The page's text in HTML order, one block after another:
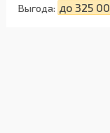
Выгода: до 325